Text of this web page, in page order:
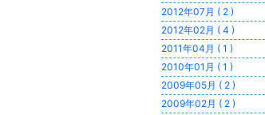
2012年07月 ( 2 )
2012年02月 ( 4 )
2011年04月 ( 1 )
2010年01月 ( 1 )
2009年05月 ( 2 )
2009年02月 ( 2 )